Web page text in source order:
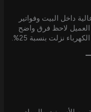
داخل البيت وفواتير
العميل لاحظ فرق واضح
نزلت بنسبة 25%.